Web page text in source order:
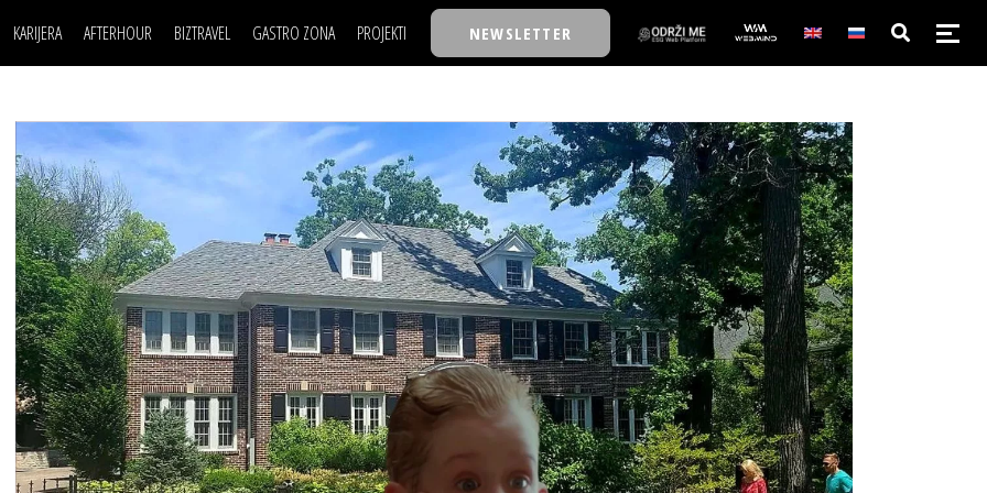
KARIJERA
LJUDI (HR)
MOJ UGAO
USAVRŠAVANJE
KNOW-HOW
AFTERHOUR
KNJIGE
AUTO SVET
STIL
WELLBEING
BIZTRAVEL GASTRO ZONA PROJEKTI
TASTY TALKS
30 ISPOD 30
BACK TO OFFICE/SCHOOL
BIZBENDOVI
BIZKOLEGIJUM
BMW BIZNIS LIGA
BIZLIFE WEEK
IZJAVA GODINE
NEWSLETTER
POSAO
MOJ UGAO
USAVRŠAVANJE
KNOW-HOW
FILM I SCENA
AUTO SVET
WELLBEING
NAJKOLEGA
30 ISPOD 30
BACK TO OFFICE/SCHOOL
BIZBENDOVI
BIZKOLEGIJUM
BMW BIZNIS LIGA
BIZLIFE WEEK
IZJAVA GODINE